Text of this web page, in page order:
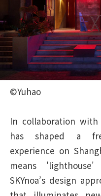
©Yuhao
In collaboration with
has shaped a
experience on
means
SKYnoa’s design